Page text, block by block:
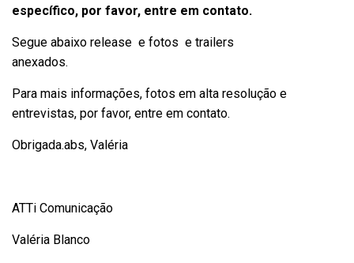
específico, por favor, entre em contato.
Segue abaixo release e fotos e trailers
anexados.
Para mais informações, fotos em alta resolução e
entrevistas, por favor, entre em contato.
Obrigada.abs, Valéria
ATTi Comunicação
Valéria Blanco